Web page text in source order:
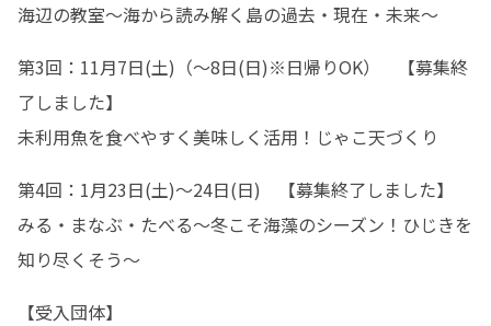
海辺の教室～海から読み解く島の過去・現在・未来～
第3回：11月7日(土)（～8日(日)※日帰りOK）　【募集終
了しました】
未利用魚を食べやすく美味しく活用！じゃこ天づくり
第4回：1月23日(土)～24日(日)　【募集終了しました】
みる・まなぶ・たべる～冬こそ海藻のシーズン！ひじきを
知り尽くそう～
【受入団体】